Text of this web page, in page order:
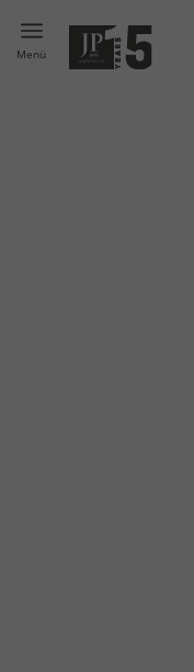
Menü